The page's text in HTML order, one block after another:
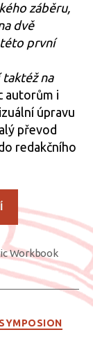
záběru,
dvě
první
na
autorům i
úpravu
převod
redakčního
fenoménu
„šťastných
húdúistů““
Workbook